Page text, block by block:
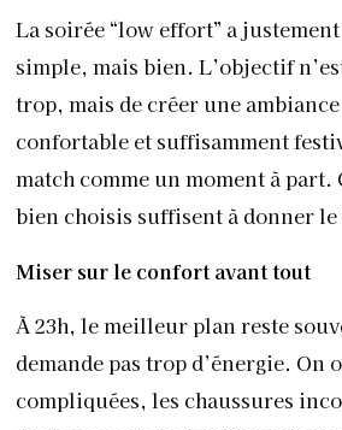
La soirée “low effort” a
simple, mais bien. L’objectif
trop, mais de créer une
confortable et suffisamment
match comme un moment à part.
bien choisis suffisent à donner le
Miser sur le confort avant tout
À 23h, le meilleur plan reste
demande pas trop d’énergie. On
compliquées, les chaussures